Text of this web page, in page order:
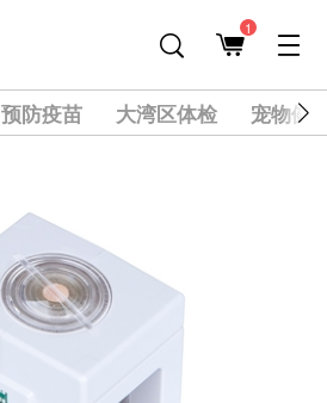
1
预防疫苗 大湾区体检 宠物健